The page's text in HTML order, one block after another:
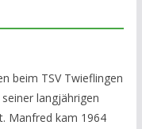
beim TSV Twieflingen
langjährigen
Manfred kam 1964